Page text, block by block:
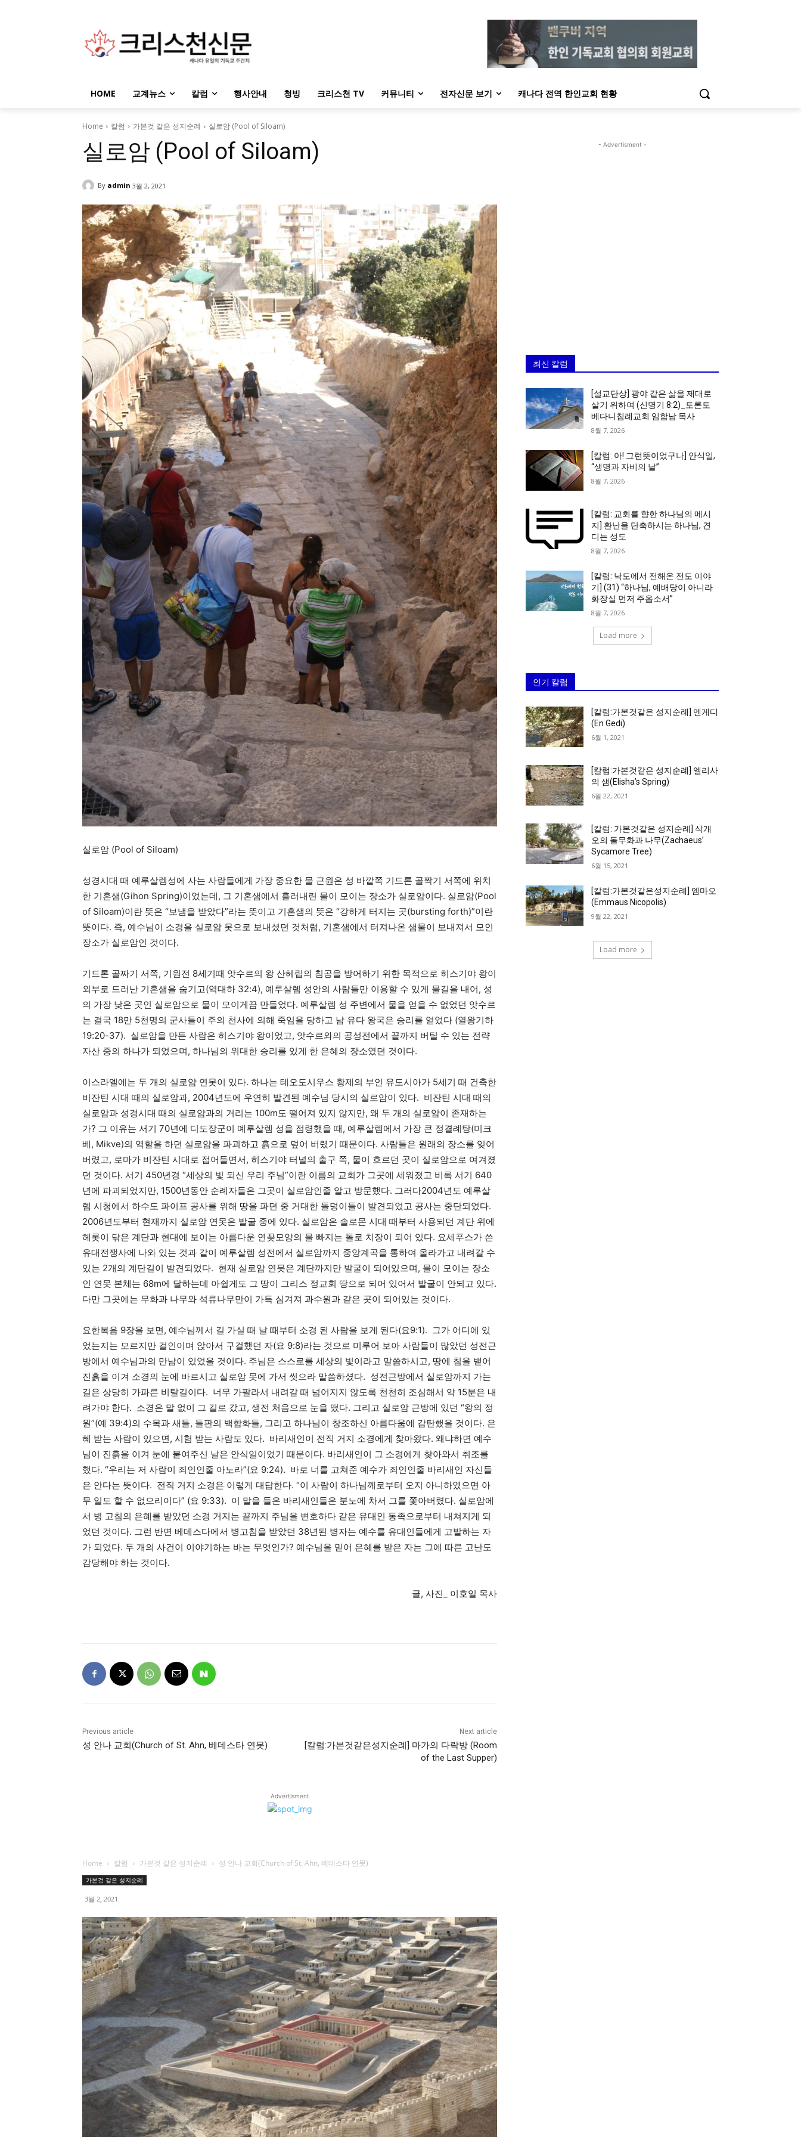
HOME 교계뉴스 칼럼 행사안내 청빙 크리스천 TV 커뮤니티 전자신문 보기 캐나다 전역 한인교회 현황
Home 칼럼 가본것 같은 성지순례 실로암 (Pool of Siloam)
실로암 (Pool of Siloam)
By admin 3월 2, 2021
실로암 (Pool of Siloam)
성경시대 때 예루살렘성에 사는 사람들에게 가장 중요한 물 근원은 성 바깥쪽 기드론 골짝기 서쪽에 위치
한 기혼샘(Gihon Spring)이었는데, 그 기혼샘에서 흘러내린 물이 모이는 장소가 실로암이다. 실로암(Pool
of Siloam)이란 뜻은 “보냄을 받았다”라는 뜻이고 기혼샘의 뜻은 “강하게 터지는 곳(bursting forth)”이란
뜻이다. 즉, 예수님이 소경을 실로암 못으로 보내셨던 것처럼, 기혼샘에서 터져나온 샘물이 보내져서 모인
장소가 실로암인 것이다.
기드론 골짜기 서쪽, 기원전 8세기때 앗수르의 왕 산헤립의 침공을 방어하기 위한 목적으로 히스기야 왕이
외부로 드러난 기혼샘을 숨기고(역대하 32:4), 예루살렘 성안의 사람들만 이용할 수 있게 물길을 내어, 성
의 가장 낮은 곳인 실로암으로 물이 모이게끔 만들었다. 예루살렘 성 주변에서 물을 얻을 수 없었던 앗수르
는 결국 18만 5천명의 군사들이 주의 천사에 의해 죽임을 당하고 남 유다 왕국은 승리를 얻었다 (열왕기하
19:20-37). 실로암을 만든 사람은 히스기야 왕이었고, 앗수르와의 공성전에서 끝까지 버틸 수 있는 전략
자산 중의 하나가 되었으며, 하나님의 위대한 승리를 있게 한 은혜의 장소였던 것이다.
이스라엘에는 두 개의 실로암 연못이 있다. 하나는 테오도시우스 황제의 부인 유도시아가 5세기 때 건축한
비잔틴 시대 때의 실로암과, 2004년도에 우연히 발견된 예수님 당시의 실로암이 있다. 비잔틴 시대 때의
실로암과 성경시대 때의 실로암과의 거리는 100m도 떨어져 있지 않지만, 왜 두 개의 실로암이 존재하는
가? 그 이유는 서기 70년에 디도장군이 예루살렘 성을 점령했을 때, 예루살렘에서 가장 큰 정결례탕(미크
베, Mikve)의 역할을 하던 실로암을 파괴하고 흙으로 덮어 버렸기 때문이다. 사람들은 원래의 장소를 잊어
버렸고, 로마가 비잔틴 시대로 접어들면서, 히스기야 터널의 출구 쪽, 물이 흐르던 곳이 실로암으로 여겨졌
던 것이다. 서기 450년경 “세상의 빛 되신 우리 주님”이란 이름의 교회가 그곳에 세워졌고 비록 서기 640
년에 파괴되었지만, 1500년동안 순례자들은 그곳이 실로암인줄 알고 방문했다. 그러다2004년도 예루살
렘 시청에서 하수도 파이프 공사를 위해 땅을 파던 중 거대한 돌덩이들이 발견되었고 공사는 중단되었다.
2006년도부터 현재까지 실로암 연못은 발굴 중에 있다. 실로암은 솔로몬 시대 때부터 사용되던 계단 위에
헤롯이 닦은 계단과 현대에 보이는 아름다운 연꽂모양의 물 빠지는 돌로 치장이 되어 있다. 요세푸스가 쓴
유대전쟁사에 나와 있는 것과 같이 예루살렘 성전에서 실로암까지 중앙계곡을 통하여 올라가고 내려갈 수
있는 2개의 계단길이 발견되었다. 현재 실로암 연못은 계단까지만 발굴이 되어있으며, 물이 모이는 장소
인 연못 본체는 68m에 달하는데 아쉽게도 그 땅이 그리스 정교회 땅으로 되어 있어서 발굴이 안되고 있다.
다만 그곳에는 무화과 나무와 석류나무만이 가득 심겨져 과수원과 같은 곳이 되어있는 것이다.
요한복음 9장을 보면, 예수님께서 길 가실 때 날 때부터 소경 된 사람을 보게 된다(요9:1). 그가 어디에 있
었는지는 모르지만 걸인이며 앉아서 구걸했던 자(요 9:8)라는 것으로 미루어 보아 사람들이 많았던 성전근
방에서 예수님과의 만남이 있었을 것이다. 주님은 스스로를 세상의 빛이라고 말씀하시고, 땅에 침을 뱉어
진흙을 이겨 소경의 눈에 바르시고 실로암 못에 가서 씻으라 말씀하셨다. 성전근방에서 실로암까지 가는
길은 상당히 가파른 비탈길이다. 너무 가팔라서 내려갈 때 넘어지지 않도록 천천히 조심해서 약 15분은 내
려가야 한다. 소경은 말 없이 그 길로 갔고, 생전 처음으로 눈을 떴다. 그리고 실로암 근방에 있던 “왕의 정
원”(예 39:4)의 수목과 새들, 들판의 백합화들, 그리고 하나님이 창조하신 아름다움에 감탄했을 것이다. 은
혜 받는 사람이 있으면, 시험 받는 사람도 있다. 바리새인이 전직 거지 소경에게 찾아왔다. 왜냐하면 예수
님이 진흙을 이겨 눈에 붙여주신 날은 안식일이었기 때문이다. 바리새인이 그 소경에게 찾아와서 취조를
했다. “우리는 저 사람이 죄인인줄 아노라”(요 9:24). 바로 너를 고쳐준 예수가 죄인인줄 바리새인 자신들
은 안다는 뜻이다. 전직 거지 소경은 이렇게 대답한다. “이 사람이 하나님께로부터 오지 아니하였으면 아
무 일도 할 수 없으리이다” (요 9:33). 이 말을 들은 바리새인들은 분노에 차서 그를 쫓아버렸다. 실로암에
서 병 고침의 은혜를 받았던 소경 거지는 끝까지 주님을 변호하다 같은 유대인 동족으로부터 내쳐지게 되
었던 것이다. 그런 반면 베데스다에서 병고침을 받았던 38년된 병자는 예수를 유대인들에게 고발하는 자
가 되었다. 두 개의 사건이 이야기하는 바는 무엇인가? 예수님을 믿어 은혜를 받은 자는 그에 따른 고난도
감당해야 하는 것이다.
글, 사진_ 이호일 목사
Previous article
성 안나 교회(Church of St. Ahn, 베데스타 연못)
Next article
[칼럼:가본것같은성지순례] 마가의 다락방 (Room
of the Last Supper)
Advertisment
- Advertisment -
최신 칼럼
[설교단상] 광야 같은 삶을 제대로
살기 위하여 (신명기 8:2)_토론토
베다니침례교회 임함남 목사
8월 7, 2026
[칼럼: 아! 그런뜻이었구나] 안식일,
“생명과 자비의 날”
8월 7, 2026
[칼럼: 교회를 향한 하나님의 메시
지] 환난을 단축하시는 하나님, 견
디는 성도
8월 7, 2026
[칼럼: 낙도에서 전해온 전도 이야
기] (31) “하나님, 예배당이 아니라
화장실 먼저 주옵소서”
8월 7, 2026
Load more
인기 칼럼
[칼럼:가본것같은 성지순례] 엔게디
(En Gedi)
6월 1, 2021
[칼럼:가본것같은 성지순례] 엘리사
의 샘(Elisha’s Spring)
6월 22, 2021
[칼럼: 가본것같은 성지순례] 삭개
오의 돌무화과 나무(Zachaeus’
Sycamore Tree)
6월 15, 2021
[칼럼:가본것같은성지순례] 엠마오
(Emmaus Nicopolis)
9월 22, 2021
Load more